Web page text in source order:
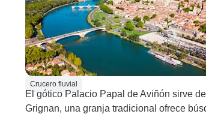
Crucero fluvial
El gótico Palacio Papal de Aviñón sirve
Grignan, una granja tradicional ofrece